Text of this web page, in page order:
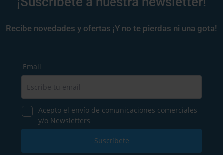
Recibe novedades y ofertas ¡Y no te pierdas ni una gota!